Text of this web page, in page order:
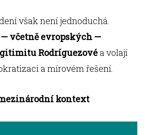
však není jednoduchá.
— včetně evropských —
Rodríguezovéa volají
a mírovém řešení.
kontext